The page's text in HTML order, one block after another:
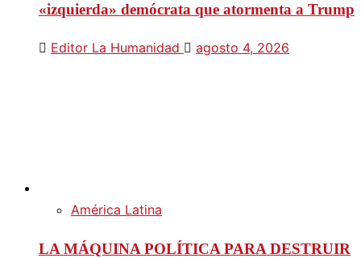
«izquierda» demócrata que atormenta a Trump
Editor La Humanidad agosto 4, 2026
América Latina
LA MÁQUINA POLÍTICA PARA DESTRUIR